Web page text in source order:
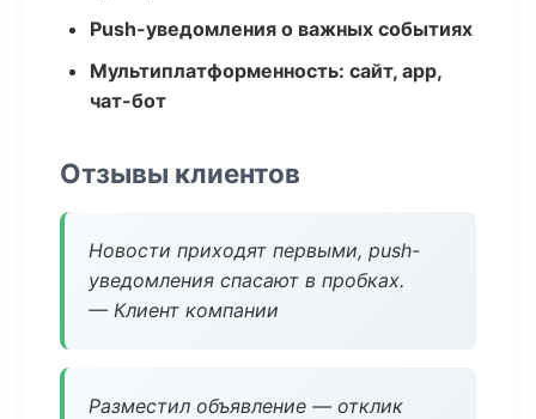
Push-уведомления о важных событиях
Мультиплатформенность: сайт, app,
чат-бот
Отзывы клиентов
Новости приходят первыми, push-
уведомления спасают в пробках.
— Клиент компании
Разместил объявление — отклик